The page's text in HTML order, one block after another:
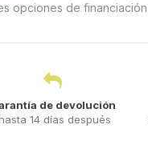
opciones de financiación
de devolución
hasta 14 días después